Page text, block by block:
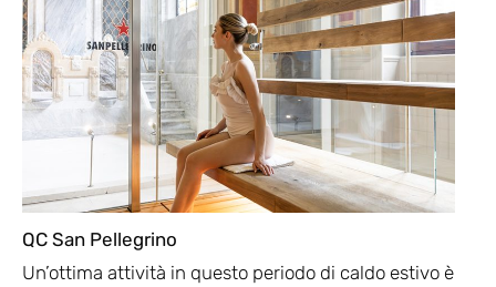
QC San Pellegrino
Un’ottima attività in questo periodo di caldo estivo è